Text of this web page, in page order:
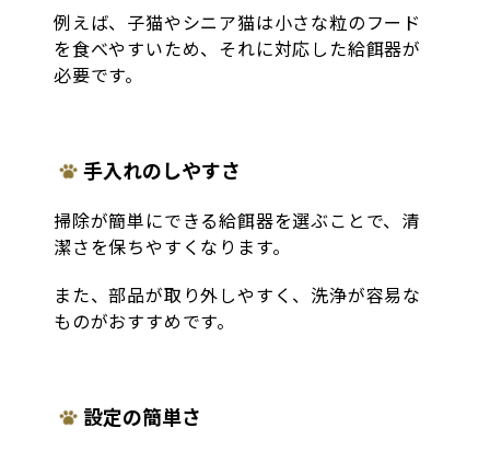
例えば、子猫やシニア猫は小さな粒のフード
を食べやすいため、それに対応した給餌器が
必要です。
手入れのしやすさ
掃除が簡単にできる給餌器を選ぶことで、清
潔さを保ちやすくなります。
また、部品が取り外しやすく、洗浄が容易な
ものがおすすめです。
設定の簡単さ